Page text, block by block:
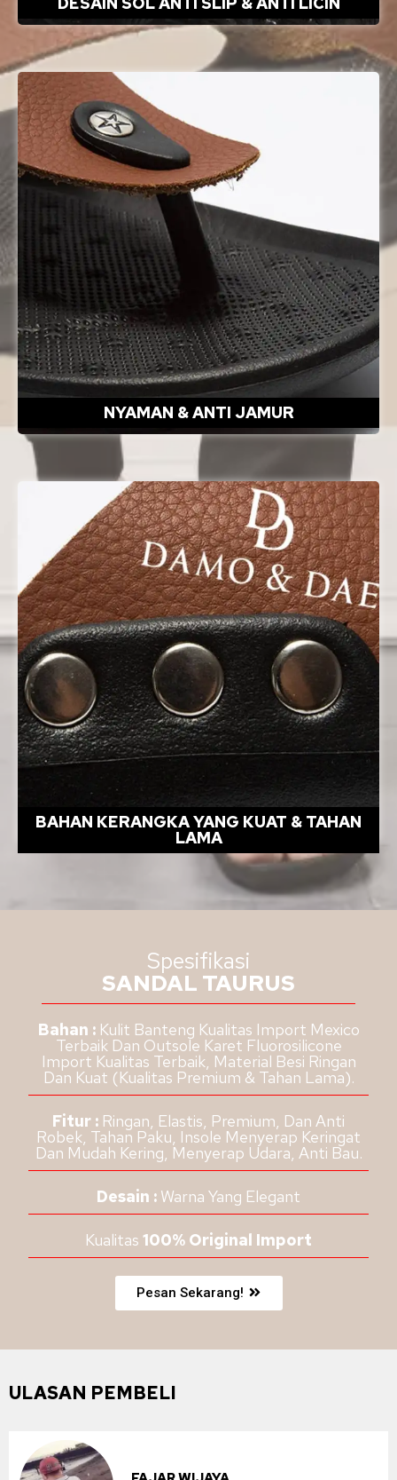
NYAMAN & ANTI JAMUR
BAHAN KERANGKA YANG KUAT & TAHAN
LAMA
Spesifikasi
SANDAL TAURUS
Bahan : Kulit Banteng Kualitas Import Mexico
Terbaik Dan Outsole Karet Fluorosilicone
Import Kualitas Terbaik, Material Besi Ringan
Dan Kuat (Kualitas Premium & Tahan Lama).
Fitur : Ringan, Elastis, Premium, Dan Anti
Robek, Tahan Paku, Insole Menyerap Keringat
Dan Mudah Kering, Menyerap Udara, Anti Bau.
Desain : Warna Yang Elegant
Kualitas 100% Original Import
Pesan Sekarang!
ULASAN PEMBELI